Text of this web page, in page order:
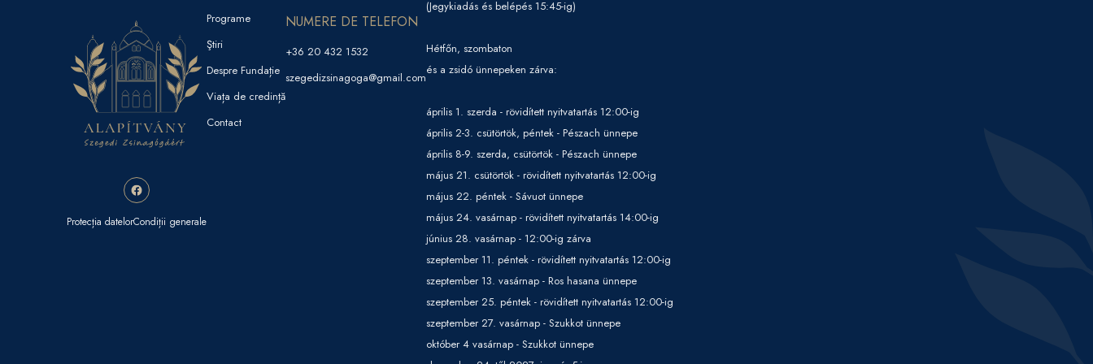
Protecția datelorCondiții generale
Programe
Ştiri
Despre Fundație
Viața de credință
Contact
NUMERE DE TELEFON
+36 20 432 1532
szegedizsinagoga@gmail.com
(Jegykiadás és belépés 15:45-ig)
Hétfőn, szombaton
és a zsidó ünnepeken zárva:
április 1. szerda - rövidített nyitvatartás 12:00-ig
április 2-3. csütörtök, péntek - Pészach ünnepe
április 8-9. szerda, csütörtök - Pészach ünnepe
május 21. csütörtök - rövidített nyitvatartás 12:00-ig
május 22. péntek - Sávuot ünnepe
május 24. vasárnap - rövidített nyitvatartás 14:00-ig
június 28. vasárnap - 12:00-ig zárva
szeptember 11. péntek - rövidített nyitvatartás 12:00-ig
szeptember 13. vasárnap - Ros hasana ünnepe
szeptember 25. péntek - rövidített nyitvatartás 12:00-ig
szeptember 27. vasárnap - Szukkot ünnepe
október 4 vasárnap - Szukkot ünnepe